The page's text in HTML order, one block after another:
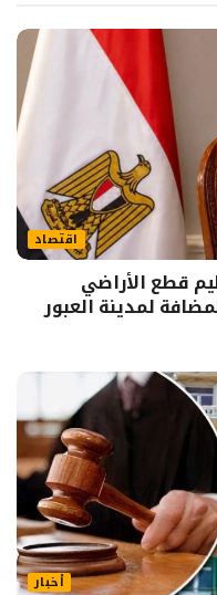
اقتصاد
قطع الأراضي
لمدينة العبور
أخبار